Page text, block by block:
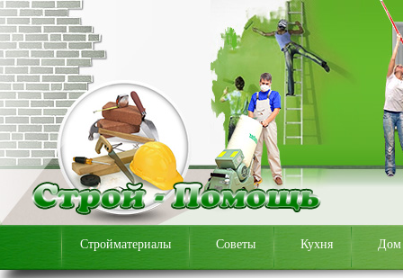
Стройматериалы Советы Кухня Дом